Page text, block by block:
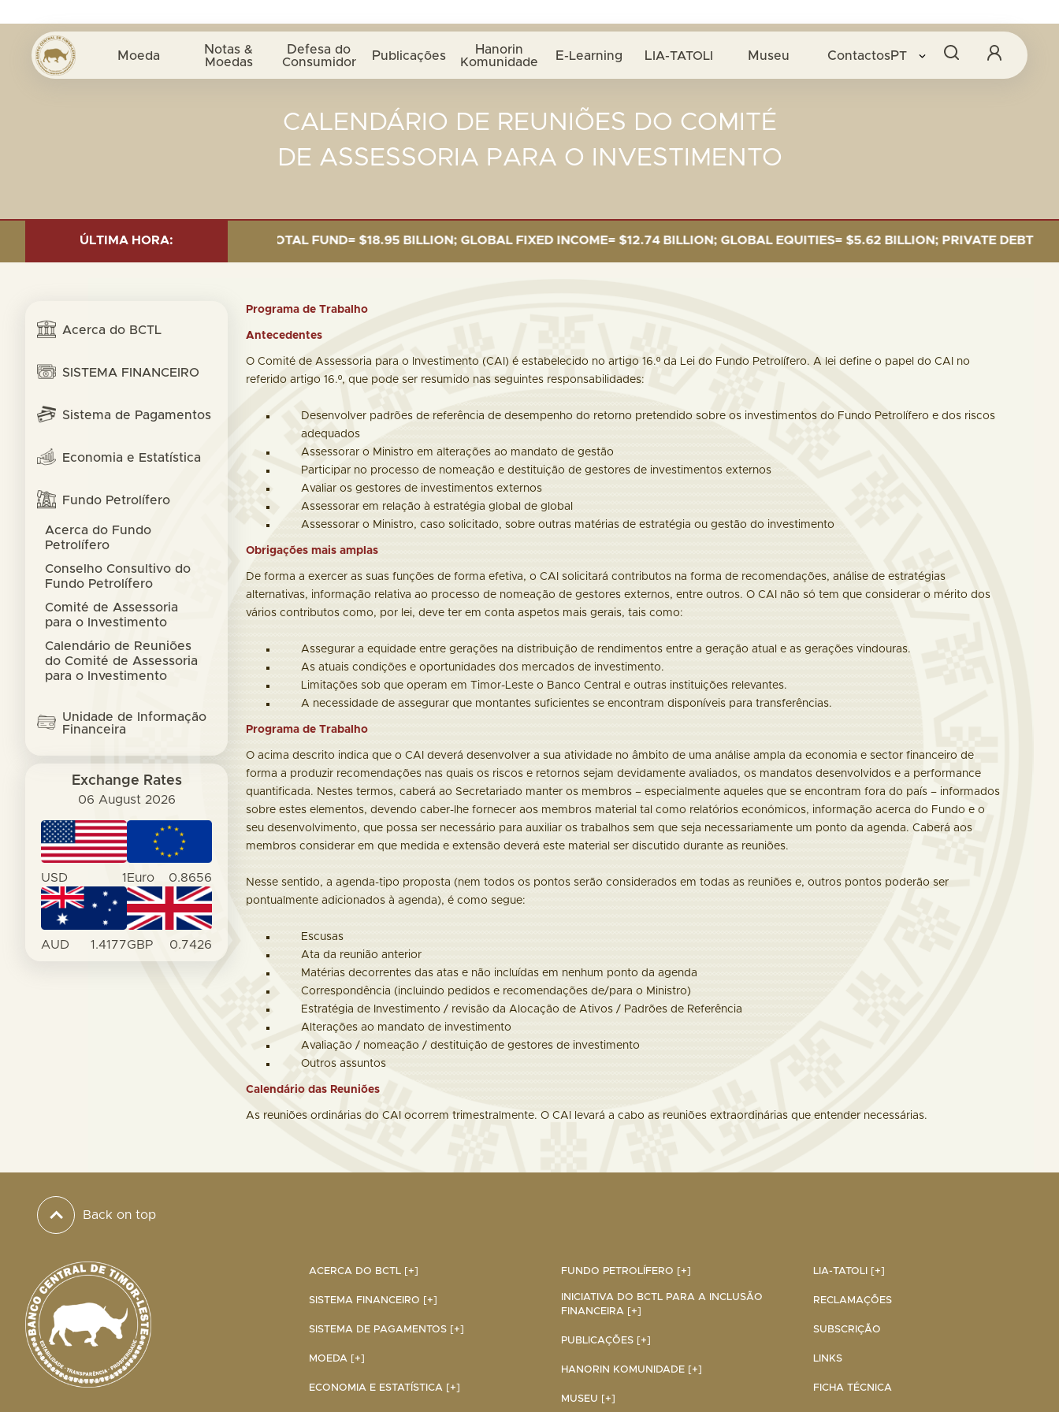
Moeda Notas &
Moedas
Defesa do
Consumidor Publicações Hanorin
Komunidade E-Learning LIA-TATOLI Museu Contactos PT
CALENDÁRIO DE REUNIÕES DO COMITÉ
DE ASSESSORIA PARA O INVESTIMENTO
ÚLTIMA HORA:
INVESTMENT AS OF 30 SEP. 2025: TOTAL FUND= $18.95 BILLION; GLOBAL FIXED INCOME= $12.74 BILLION; GLOBAL EQUITIES= $5.62 BILLION; PRIVATE DEBT= $589
Acerca do BCTL
SISTEMA FINANCEIRO
Sistema de Pagamentos
Economia e Estatística
Fundo Petrolífero
Acerca do Fundo
Petrolífero
Conselho Consultivo do
Fundo Petrolífero
Comité de Assessoria
para o Investimento
Calendário de Reuniões
do Comité de Assessoria
para o Investimento
Unidade de Informação
Financeira
Exchange Rates
06 August 2026
USD 1 Euro 0.8656
AUD 1.4177GBP 0.7426
Programa de Trabalho
Antecedentes
O Comité de Assessoria para o Investimento (CAI) é estabelecido no artigo 16.º da Lei do Fundo Petrolífero. A lei define o papel do CAI no
referido artigo 16.º, que pode ser resumido nas seguintes responsabilidades:
Desenvolver padrões de referência de desempenho do retorno pretendido sobre os investimentos do Fundo Petrolífero e dos riscos
adequados
Assessorar o Ministro em alterações ao mandato de gestão
Participar no processo de nomeação e destituição de gestores de investimentos externos
Avaliar os gestores de investimentos externos
Assessorar em relação à estratégia global de global
Assessorar o Ministro, caso solicitado, sobre outras matérias de estratégia ou gestão do investimento
Obrigações mais amplas
De forma a exercer as suas funções de forma efetiva, o CAI solicitará contributos na forma de recomendações, análise de estratégias
alternativas, informação relativa ao processo de nomeação de gestores externos, entre outros. O CAI não só tem que considerar o mérito dos
vários contributos como, por lei, deve ter em conta aspetos mais gerais, tais como:
Assegurar a equidade entre gerações na distribuição de rendimentos entre a geração atual e as gerações vindouras.
As atuais condições e oportunidades dos mercados de investimento.
Limitações sob que operam em Timor-Leste o Banco Central e outras instituições relevantes.
A necessidade de assegurar que montantes suficientes se encontram disponíveis para transferências.
Programa de Trabalho
O acima descrito indica que o CAI deverá desenvolver a sua atividade no âmbito de uma análise ampla da economia e sector financeiro de
forma a produzir recomendações nas quais os riscos e retornos sejam devidamente avaliados, os mandatos desenvolvidos e a performance
quantificada. Nestes termos, caberá ao Secretariado manter os membros – especialmente aqueles que se encontram fora do país – informados
sobre estes elementos, devendo caber-lhe fornecer aos membros material tal como relatórios económicos, informação acerca do Fundo e o
seu desenvolvimento, que possa ser necessário para auxiliar os trabalhos sem que seja necessariamente um ponto da agenda. Caberá aos
membros considerar em que medida e extensão deverá este material ser discutido durante as reuniões.
Nesse sentido, a agenda-tipo proposta (nem todos os pontos serão considerados em todas as reuniões e, outros pontos poderão ser
pontualmente adicionados à agenda), é como segue:
Escusas
Ata da reunião anterior
Matérias decorrentes das atas e não incluídas em nenhum ponto da agenda
Correspondência (incluindo pedidos e recomendações de/para o Ministro)
Estratégia de Investimento / revisão da Alocação de Ativos / Padrões de Referência
Alterações ao mandato de investimento
Avaliação / nomeação / destituição de gestores de investimento
Outros assuntos
Calendário das Reuniões
As reuniões ordinárias do CAI ocorrem trimestralmente. O CAI levará a cabo as reuniões extraordinárias que entender necessárias.
Back on top
ACERCA DO BCTL [+]
SISTEMA FINANCEIRO [+]
SISTEMA DE PAGAMENTOS [+]
MOEDA [+]
ECONOMIA E ESTATÍSTICA [+]
FUNDO PETROLÍFERO [+]
INICIATIVA DO BCTL PARA A INCLUSÃO
FINANCEIRA [+]
PUBLICAÇÕES [+]
HANORIN KOMUNIDADE [+]
MUSEU [+]
LIA-TATOLI [+]
RECLAMAÇÕES
SUBSCRIÇÃO
LINKS
FICHA TÉCNICA